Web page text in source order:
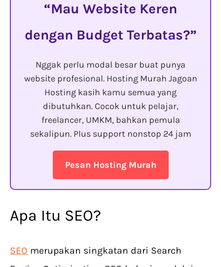
Mau Website Keren
dengan Budget Terbatas?
Nggak perlu modal besar buat punya
website profesional. Hosting Murah Jagoan
Hosting kasih kamu semua yang
dibutuhkan. Cocok untuk pelajar,
freelancer, UMKM, bahkan pemula
sekalipun. Plus support nonstop 24 jam
Pesan Hosting Murah
Apa Itu SEO?
SEO merupakan singkatan dari Search